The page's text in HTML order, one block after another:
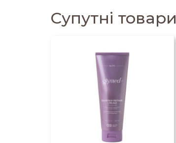
Супутні товари